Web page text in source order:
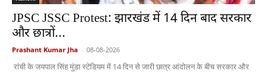
JPSC JSSC Protest: झारखंड में 14 दिन बाद सरकार
और छात्रों...
Prashant Kumar Jha - 08-08-2026
रांची के जयपाल सिंह मुंडा स्टेडियम में 14 दिन से जारी छात्र आंदोलन के बीच सरकार और